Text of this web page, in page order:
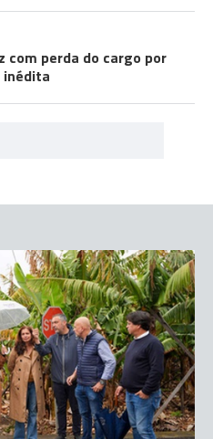
com perda do cargo por
inédita